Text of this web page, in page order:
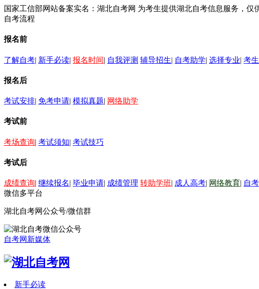
国家工信部网站备案实名：湖北自考网 为考生提供湖北自考信息服务，仅
自考流程
报名前
了解自考| 新手必读| 报名时间| 自我评测 辅导招生| 自考助学| 选择专业| 考
报名后
考试安排| 免考申请| 模拟真题| 网络助学
考试前
考场查询| 考试须知| 考试技巧
考试后
成绩查询| 继续报名| 毕业申请| 成绩管理 转助学班| 成人高考| 网络教育| 自
微信多平台
湖北自考网公众号/微信群
自考网新媒体
新手必读